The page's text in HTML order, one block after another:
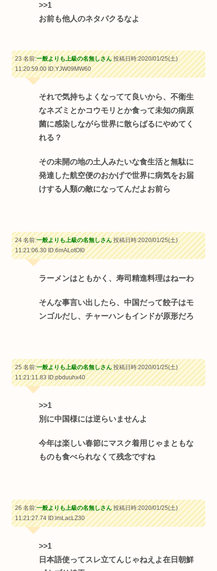
>>1
お前も他人のネタパクるなよ
23 名前:一般よりも上級の名無しさん投稿日時:2020/01/25(土)
11:20:59.00ID:YJW09MW60
それで気持ちよくなってて良いから、不衛生
なネズミとかコウモリとか食って未知の病原
菌に感染しながら世界に散らばるにやめてく
れる？
その未開の地の土人みたいな食生活と無駄に
発達した航空便のおかげで世界に病気をお届
けする人類の敵になってんだよお前ら
24 名前:一般よりも上級の名無しさん投稿日時:2020/01/25(土)
11:21:06.30ID:6mALotOI0
ラーメンはともかく、寿司精進料理はねーわ
そんな事言い出したら、中国だって餃子はモ
ンゴルだし、チャーハンもインドが原形だろ
25 名前:一般よりも上級の名無しさん投稿日時:2020/01/25(土)
11:21:11.83ID:pbduuhx40
>>1
別に中国様には逆らいませんよ
今年は楽しい春節にマスク着用じゃまともな
ものも食べられなくて残念ですね
26 名前:一般よりも上級の名無しさん投稿日時:2020/01/25(土)
11:21:27.74ID:lmLacLZ30
>>1
日本語使ってスレ立てんじゃねえよ在日朝鮮